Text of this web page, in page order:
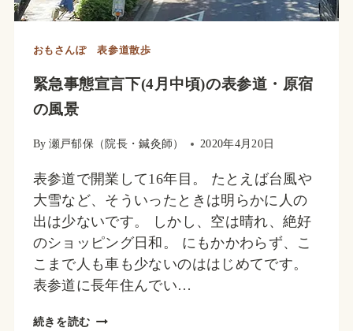
おもさんぽ 表参道散歩
緊急事態宣言下(4月中頃)の表参道・原宿
の風景
By 瀬戸郁保（院長・鍼灸師） 2020年4月20日
表参道で開業して16年目。 たとえば台風や
大雪など、そういったときは明らかに人の
出は少ないです。 しかし、空は晴れ、絶好
のショッピング日和。 にもかかわらず、こ
こまで人も車も少ないのははじめてです。
表参道に長年住んでい…
続きを読む 緊